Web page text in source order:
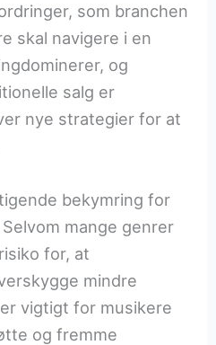
som branchen
skal navigere i en
og
salg er
nye strategier for at
bekymring for
mange genrer
for, at
mindre
vigtigt for musikere
og fremme